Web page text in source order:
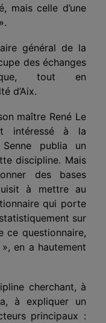
mais celle d’une
général de la
des échanges
tout en
d’Aix.
maître René Le
intéressé à la
publia un
discipline. Mais
des bases
à mettre au
qui porte
sur
ce questionnaire,
en a hautement
cherchant, à
à expliquer un
principaux :